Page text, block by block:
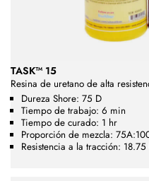
TASK™ 15
Resina de uretano de alta
Dureza Shore: 75 D
Tiempo de trabajo: 6 min
Tiempo de curado: 1 hr
Proporción de mezcla:
Resistencia a la tracción: 18.75